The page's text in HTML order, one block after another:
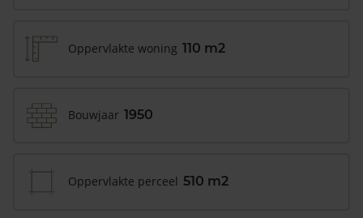
Oppervlakte woning 110 m2
Bouwjaar 1950
Oppervlakte perceel 510 m2